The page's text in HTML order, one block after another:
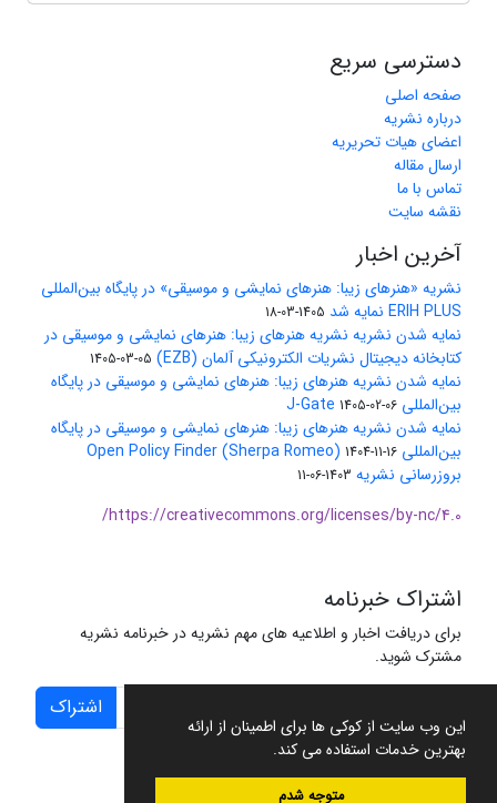
این وب سایت از کوکی ها برای اطمینان از ارائه
بهترین خدمات استفاده می کند.
متوجه شدم
دسترسی سریع
صفحه اصلی
درباره نشریه
اعضای هیات تحریریه
ارسال مقاله
تماس با ما
نقشه سایت
آخرین اخبار
نشریه «هنرهای زیبا: هنرهای نمایشی و موسیقی» در پایگاه بین‌المللی
ERIH PLUS نمایه شد
1405-03-18
نمایه شدن نشریه نشریه هنرهای زیبا: هنرهای نمایشی و موسیقی در
کتابخانه دیجیتال نشریات الکترونیکی آلمان (EZB)
1405-03-05
نمایه شدن نشریه هنرهای زیبا: هنرهای نمایشی و موسیقی در پایگاه
بین‌المللی J-Gate 1405-02-06
نمایه شدن نشریه هنرهای زیبا: هنرهای نمایشی و موسیقی در پایگاه
بین‌المللی Open Policy Finder (Sherpa Romeo) 1404-11-16
بروزرسانی نشریه 1403-06-11
https://creativecommons.org/licenses/by-nc/4.0/
اشتراک خبرنامه
برای دریافت اخبار و اطلاعیه های مهم نشریه در خبرنامه نشریه
مشترک شوید.
اشتراک